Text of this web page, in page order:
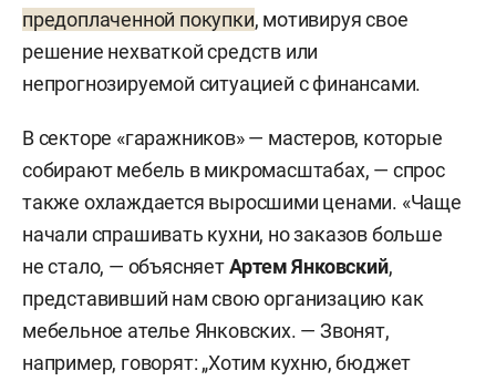
предоплаченной покупки, мотивируя свое
решение нехваткой средств или
непрогнозируемой ситуацией с финансами.
В секторе «гаражников» — мастеров, которые
собирают мебель в микромасштабах, — спрос
также охлаждается выросшими ценами. «Чаще
начали спрашивать кухни, но заказов больше
не стало, — объясняетАртем Янковский,
представивший нам свою организацию как
мебельное ателье Янковских. — Звонят,
например, говорят: „Хотим кухню, бюджет